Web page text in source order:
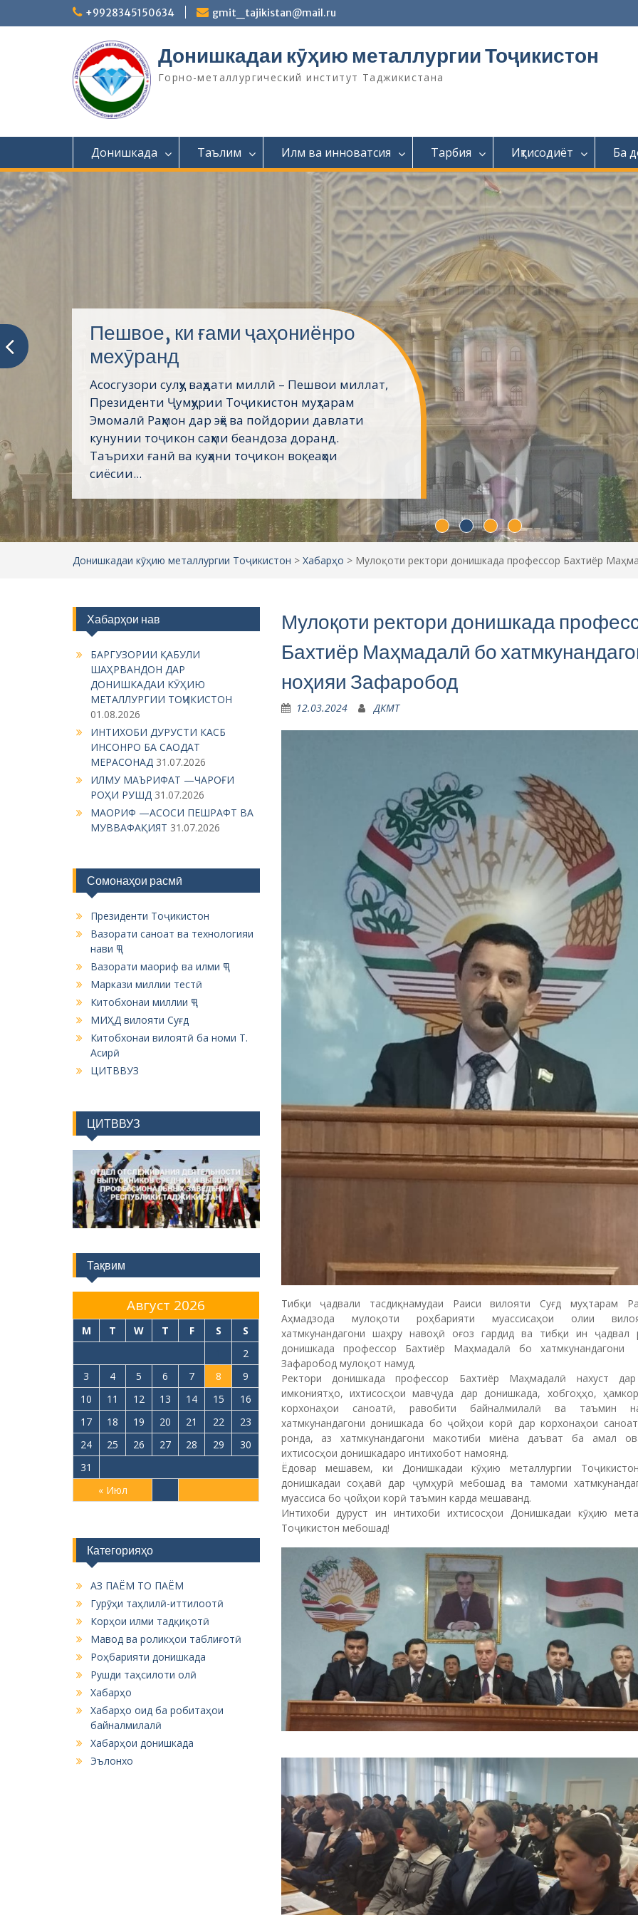
n
t
+9928345150634 gmit_tajikistan@mail.ru
Донишкадаи кӯҳию металлургии Тоҷикистон
Горно-металлургический институт Таджикистана
Донишкада Таълим Илм ва инноватсия Тарбия Иқтисодиёт Ба
Пешвое, ки ғами ҷаҳониёнро
мехӯранд
Асосгузори сулҳу ваҳдати миллӣ – Пешвои миллат,
Президенти Ҷумҳурии Тоҷикистон муҳтарам
Эмомалӣ Раҳмон дар эҳё ва пойдории давлати
кунунии тоҷикон саҳми беандоза доранд.
Таърихи ғанӣ ва куҳани тоҷикон воқеаҳои
сиёсии...
Донишкадаи кӯҳию металлургии Тоҷикистон > Хабарҳо > Мулоқоти ректори донишкада профессор Бахтиёр
Мулоқоти ректори донишкада
Бахтиёр Маҳмадалӣ бо
ноҳияи Зафаробод
12.03.2024 ДКМТ
Тибқи ҷадвали тасдиқнамудаи Раиси вилояти Суғд муҳтарам
Аҳмадзода мулоқоти роҳбарияти муассисаҳои олии
хатмкунандагони шаҳру навоҳӣ оғоз гардид ва тибқи ин ҷадвал
донишкада профессор Бахтиёр Маҳмадалӣ бо хатмкунандагони
Зафаробод мулоқот намуд.
Ректори донишкада профессор Бахтиёр Маҳмадалӣ нахуст
имкониятҳо, ихтисосҳои мавҷуда дар донишкада, хобгоҳҳо,
корхонаҳои саноатӣ, равобити байналмилалӣ ва таъмин
хатмкунандагони донишкада бо ҷойҳои корӣ дар корхонаҳои
ронда, аз хатмкунандагони макотиби миёна даъват ба амал
ихтисосҳои донишкадаро интихобот намоянд.
Ёдовар мешавем, ки Донишкадаи кӯҳию металлургии
донишкадаи соҳавӣ дар ҷумҳурӣ мебошад ва тамоми
муассиса бо ҷойҳои корӣ таъмин карда мешаванд.
Интихоби дуруст ин интихоби ихтисосҳои Донишкадаи кӯҳию
Тоҷикистон мебошад!
Хабарҳои нав
БАРГУЗОРИИ ҚАБУЛИ
ШАҲРВАНДОН ДАР
ДОНИШКАДАИ КӮҲИЮ
МЕТАЛЛУРГИИ ТОҶИКИСТОН
01.08.2026
ИНТИХОБИ ДУРУСТИ КАСБ
ИНСОНРО БА САОДАТ
МЕРАСОНАД 31.07.2026
ИЛМУ МАЪРИФАТ —ЧАРОҒИ
РОҲИ РУШД 31.07.2026
МАОРИФ —АСОСИ ПЕШРАФТ ВА
МУВВАФАҚИЯТ 31.07.2026
Сомонаҳои расмӣ
Президенти Тоҷикистон
Вазорати саноат ва технологияи
нави ҶТ
Вазорати маориф ва илми ҶТ
Маркази миллии тестӣ
Китобхонаи миллии ҶТ
МИҲД вилояти Суғд
Китобхонаи вилоятӣ ба номи Т.
Асирӣ
ЦИТВВУЗ
ЦИТВВУЗ
Тақвим
Август 2026
M T W T F S S
« Июл
2
3
4 5 6 7 8
9
10
11 12 13 14 15
16
17
18 19 20 21 22
23
24
25 26 27 28 29
30
31
Категорияҳо
АЗ ПАЁМ ТО ПАЁМ
Гурӯҳи таҳлилӣ-иттилоотӣ
Корҳои илми тадқиқотӣ
Мавод ва роликҳои таблиғотӣ
Роҳбарияти донишкада
Рушди таҳсилоти олӣ
Хабарҳо
Хабарҳо оид ба робитаҳои
байналмилалӣ
Хабарҳои донишкада
Эълонхо